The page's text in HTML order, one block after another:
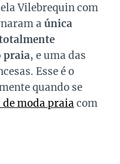
Vilebrequin com
a única
praia, e uma das
Esse é o
quando se
moda praia com